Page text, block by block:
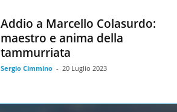
Addio a Marcello Colasurdo:
maestro e anima della
tammurriata
Sergio Cimmino - 20 Luglio 2023